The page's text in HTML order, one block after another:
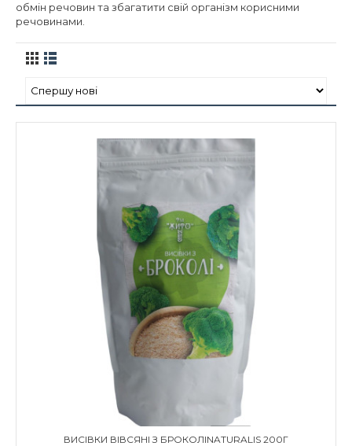
обмін речовин та збагатити свій організм корисними
речовинами.
ВИСІВКИ ВІВСЯНІ З БРОКОЛІNATURALIS 200Г